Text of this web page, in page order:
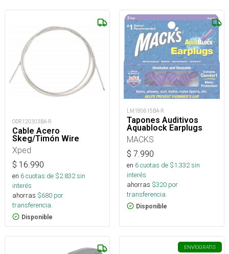
ODR120303BA-R
Cable Acero
Skeg/Timón Wire
Xped
$ 16.990
en 6cuotas de $2.832sin
interés
ahorras $680 por
transferencia.
Disponible
LM180615BA-R
Tapones Auditivos
Aquablock Earplugs
MACKS
$ 7.990
en 6cuotas de $1.332sin
interés
ahorras $320 por
transferencia.
Disponible
ENVÍOGRATIS